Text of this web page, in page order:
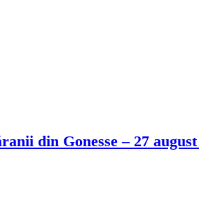
din Gonesse – 27 august